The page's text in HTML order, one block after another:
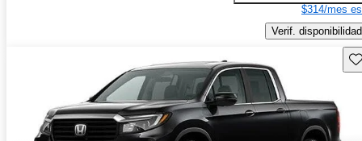
$314/mes
Verif. disponibilidad